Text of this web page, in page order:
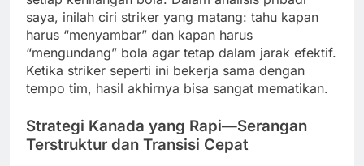
saya, inilah ciri striker yang matang: tahu kapan
harus “menyambar” dan kapan harus
“mengundang” bola agar tetap dalam jarak efektif.
Ketika striker seperti ini bekerja sama dengan
tempo tim, hasil akhirnya bisa sangat mematikan.
Strategi Kanada yang Rapi—Serangan
Terstruktur dan Transisi Cepat